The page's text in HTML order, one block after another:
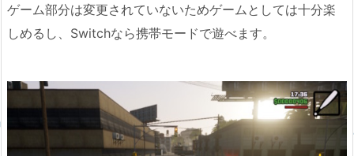
ゲーム部分は変更されていないためゲームとしては十分楽
しめるし、Switchなら携帯モードで遊べます。